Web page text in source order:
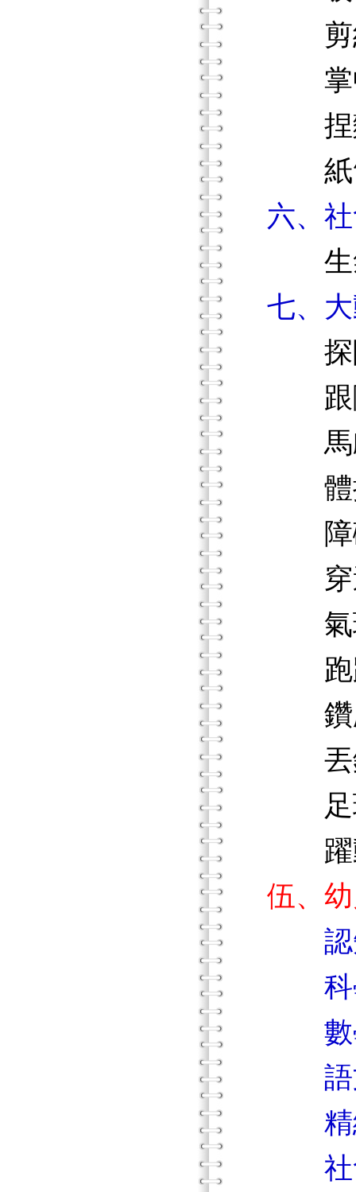
剪
掌中
捏
紙笛
六、
生氣
七、
探
跟隨
馬
體
障
穿過
氣球
跑跑
鑽
丟
足球
躍動
伍、
科學
數學
語文
精細
社會